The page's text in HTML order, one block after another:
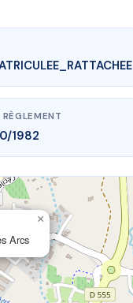
RÈGLEMENT
1982
Arcs
×